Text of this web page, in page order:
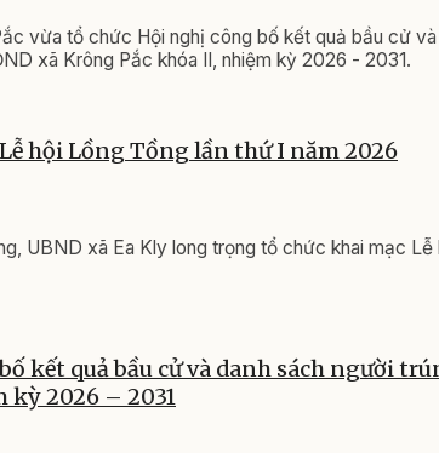
vừa tổ chức Hội nghị công bố kết quả bầu cử và
xã Krông Pắc khóa II, nhiệm kỳ 2026 - 2031.
hội Lồng Tồng lần thứ I năm 2026
UBND xã Ea Kly long trọng tổ chức khai mạc Lễ
kết quả bầu cử và danh sách người
kỳ 2026 – 2031